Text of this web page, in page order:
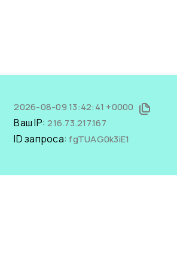
2026-08-09 13:42:41 +0000
Ваш IP:216.73.217.167
ID запроса:fgTUAG0k3iE1